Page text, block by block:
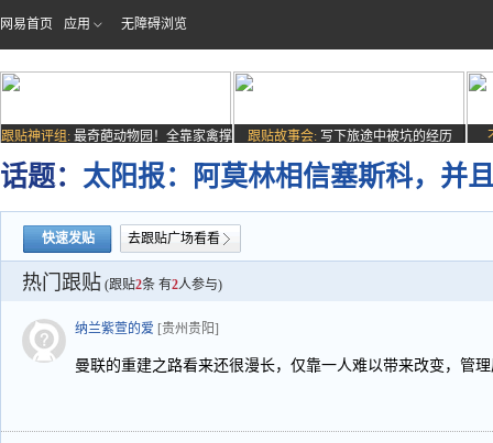
网易首页 应用 无障碍浏览
跟贴神评组: 最奇葩动物园！全靠家禽撑
场子
跟贴故事会: 写下旅途中被坑的经历
话题： 太阳报：阿莫林相信塞斯科，并
快速发贴 去跟贴广场看看
热门跟贴 (跟贴2条 有2人参与)
纳兰紫萱的爱 [贵州贵阳]
曼联的重建之路看来还很漫长，仅靠一人难以带来改变，管